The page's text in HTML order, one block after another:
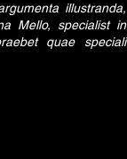
illustranda,
Mello, specialist in
quae speciali